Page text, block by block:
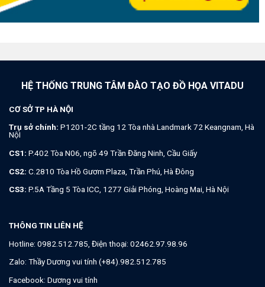
HỆ THỐNG TRUNG TÂM ĐÀO TẠO ĐỒ HỌA VITADU
CƠ SỞ TP HÀ NỘI
Trụ sở chính: P1201-2C tầng 12 Tòa nhà Landmark 72 Keangnam, Hà
NộI
CS1: P.402 Tòa N06, ngõ 49 Trần Đăng Ninh, Cầu Giấy
CS2: C.2810 Tòa Hồ Gươm Plaza, Trần Phú, Hà Đông
CS3: P.5A Tầng 5 Tòa ICC, 1277 Giải Phóng, Hoàng Mai, Hà Nội
THÔNG TIN LIÊN HỆ
Hotline: 0982.512.785 , Điện thoại: 02462.97.98.96
Zalo: Thầy Dương vui tính (+84).982.512.785
Facebook: Dương vui tính